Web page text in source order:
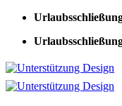
Zum
springen